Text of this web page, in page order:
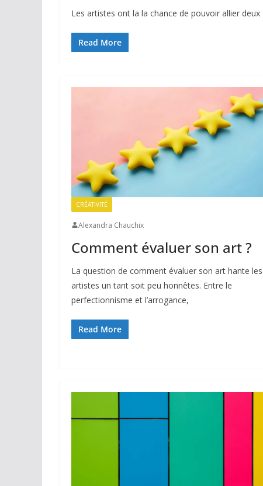
Les artistes ont la la chance de pouvoir allier
Read More
CRÉATIVITÉ
Alexandra Chauchix
Comment évaluer son art ?
La question de comment évaluer son art hante les
artistes un tant soit peu honnêtes. Entre le
perfectionnisme et l’arrogance,
Read More